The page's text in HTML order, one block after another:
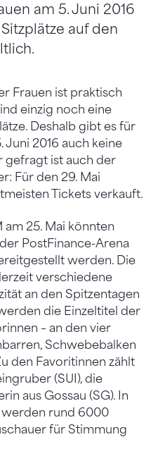
am 5. Juni 2016
auf den
Frauen ist praktisch
einzig noch eine
Deshalb gibt es für
Juni 2016 auch keine
gefragt ist auch der
Für den 29. Mai
Tickets verkauft.
am 25. Mai könnten
PostFinance-Arena
werden. Die
verschiedene
an den Spitzentagen
die Einzeltitel der
– an den vier
Schwebebalken
den Favoritinnen zählt
(SUI), die
aus Gossau (SG). In
werden rund 6000
für Stimmung